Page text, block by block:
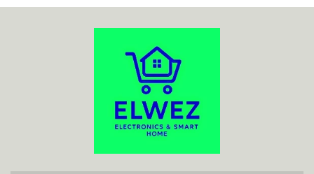
ACO
ADATA